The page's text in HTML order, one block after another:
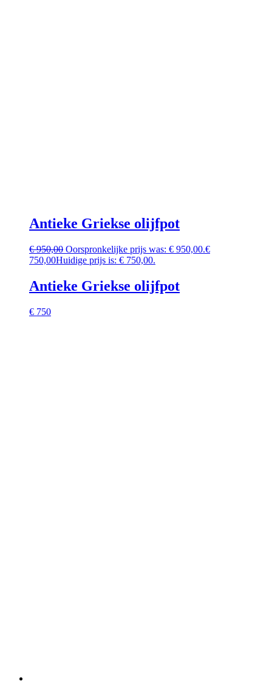
Antieke Griekse olijfpot
€950,00 Oorspronkelijke prijs was: € 950,00.€
750,00Huidige prijs is: € 750,00.
Antieke Griekse olijfpot
€ 750